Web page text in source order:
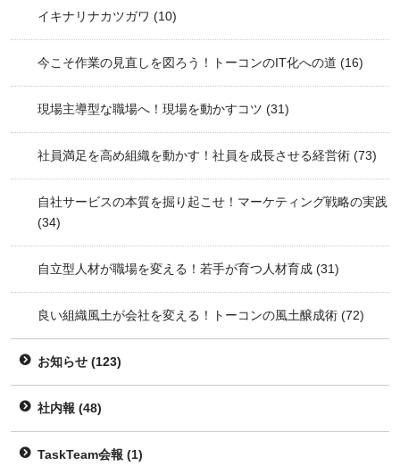
イキナリナカツガワ (10)
今こそ作業の見直しを図ろう！トーコンのIT化への道 (16)
現場主導型な職場へ！現場を動かすコツ (31)
社員満足を高め組織を動かす！社員を成長させる経営術 (73)
自社サービスの本質を掘り起こせ！マーケティング戦略の実践
(34)
自立型人材が職場を変える！若手が育つ人材育成 (31)
良い組織風土が会社を変える！トーコンの風土醸成術 (72)
お知らせ (123)
社内報 (48)
TaskTeam会報 (1)